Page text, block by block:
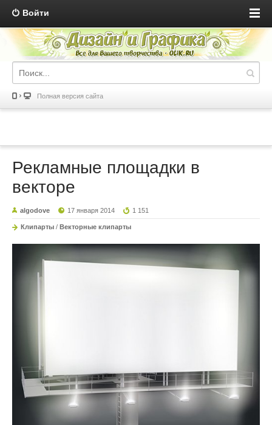
Войти
Полная версия сайта
Рекламные площадки в
векторе
algodove 17 января 2014 1 151
Клипарты / Векторные клипарты